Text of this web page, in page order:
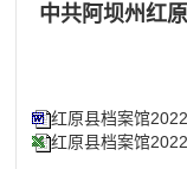
中共阿坝州红
红原县档案馆
红原县档案馆